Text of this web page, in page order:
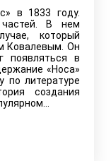
в 1833 году.
частей. В нем
который
Ковалевым. Он
появляться в
«Носа»
по литературе
создания